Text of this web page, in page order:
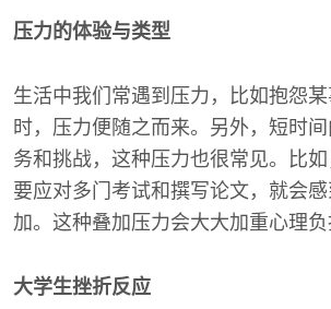
压力的体验与类型
生活中我们常遇到压力，比如抱怨
时，压力便随之而来。另外，短时
务和挑战，这种压力也很常见。比
要应对多门考试和撰写论文，就会
加。这种叠加压力会大大加重心理负
大学生挫折反应